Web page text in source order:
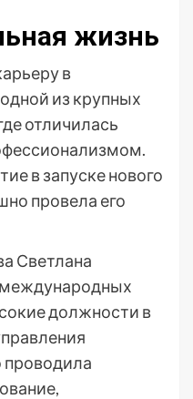
жизнь
в
из крупных
отличилась
в запуске нового
провела его
Светлана
международных
должности в